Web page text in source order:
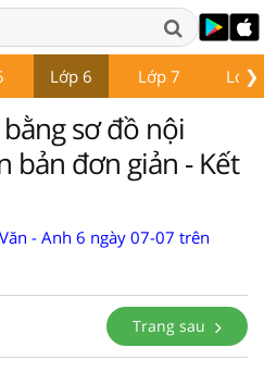
❯
Lớp 6 Lớp 7 Lớp
sơ đồ nội
bản đơn giản - Kết
- Anh 6 ngày 07-07 trên
Trang sau